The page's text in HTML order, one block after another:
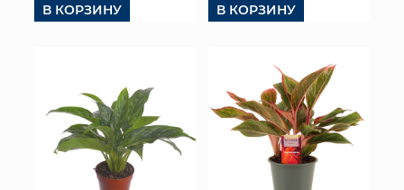
СУНДУКИ
ПАКЕТЫ И СУМКИ
ПОДАРОЧНЫЕ КАРТЫ
В КОРЗИНУ В КОРЗИНУ